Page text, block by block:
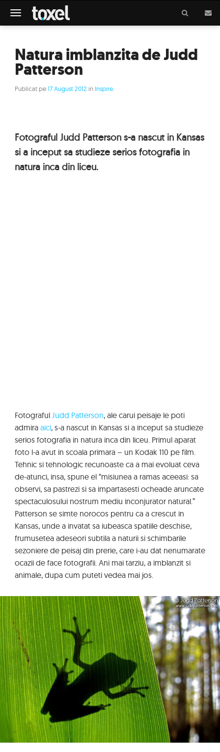
Meniu
Natura imblanzita de Judd
Patterson
Publicat pe17 August 2012 in Inspire
Fotograful Judd Patterson s-a nascut in Kansas
si a inceput sa studieze serios fotografia in
natura inca din liceu.
Fotograful Judd Patterson, ale carui peisaje le poti
admira aici, s-a nascut in Kansas si a inceput sa studieze
serios fotografia in natura inca din liceu. Primul aparat
foto l-a avut in scoala primara – un Kodak 110 pe film.
Tehnic si tehnologic recunoaste ca a mai evoluat ceva
de-atunci, insa, spune el “misiunea a ramas aceeasi: sa
observi, sa pastrezi si sa impartasesti ocheade aruncate
spectaculosului nostrum mediu inconjurator natural.”
Patterson se simte norocos pentru ca a crescut in
Kansas, unde a invatat sa iubeasca spatiile deschise,
frumusetea adeseori subtila a naturii si schimbarile
sezoniere de peisaj din prerie, care i-au dat nenumarate
ocazii de face fotografii. Ani mai tarziu, a imblanzit si
animale, dupa cum puteti vedea mai jos.